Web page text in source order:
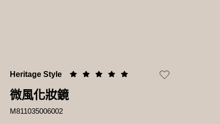
Heritage Style
微風化妝鏡
M811035006002